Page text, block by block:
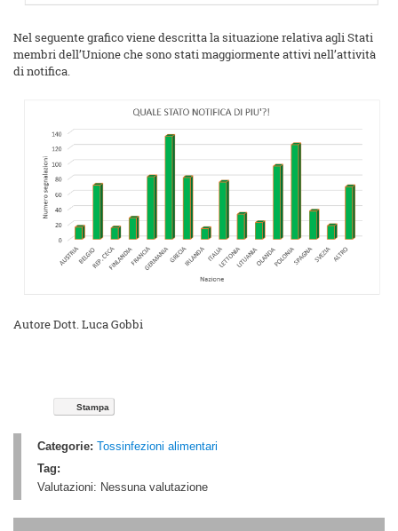
Nel seguente grafico viene descritta la situazione relativa agli Stati
membri dell’Unione che sono stati maggiormente attivi nell’attività
di notifica.
Autore Dott. Luca Gobbi
Stampa
Categorie: Tossinfezioni alimentari
Tag:
Valutazioni: Nessuna valutazione